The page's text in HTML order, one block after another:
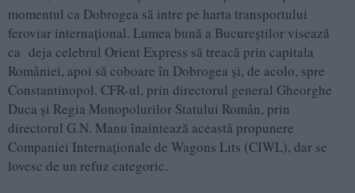
momentul ca Dobrogea să intre pe harta transportului
feroviar internaţional. Lumea bună a Bucureştilor visează
ca deja celebrul Orient Express să treacă prin capitala
României, apoi să coboare în Dobrogea şi, de acolo, spre
Constantinopol. CFR-ul, prin directorul general Gheorghe
Duca şi Regia Monopolurilor Statului Român, prin
directorul G.N. Manu înaintează această propunere
Companiei Internaţionale de Wagons Lits (CIWL), dar se
lovesc de un refuz categoric.